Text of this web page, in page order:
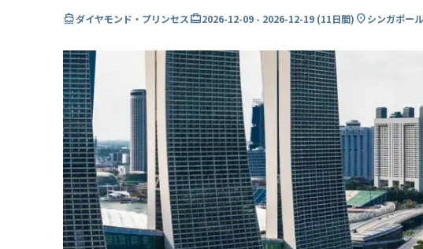
directions_boatダイヤモンド・プリンセスcard_travel2026-12-09 - 2026-12-19 (11日間) location_onシンガポー